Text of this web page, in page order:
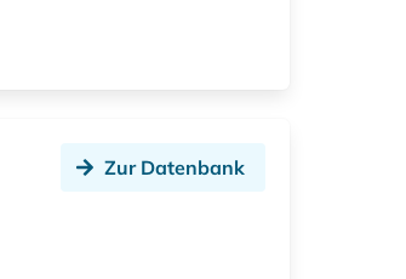
Zur Datenbank